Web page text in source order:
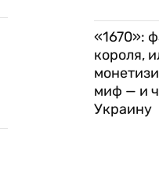
«1670»:
короля,
миф — и
Украину